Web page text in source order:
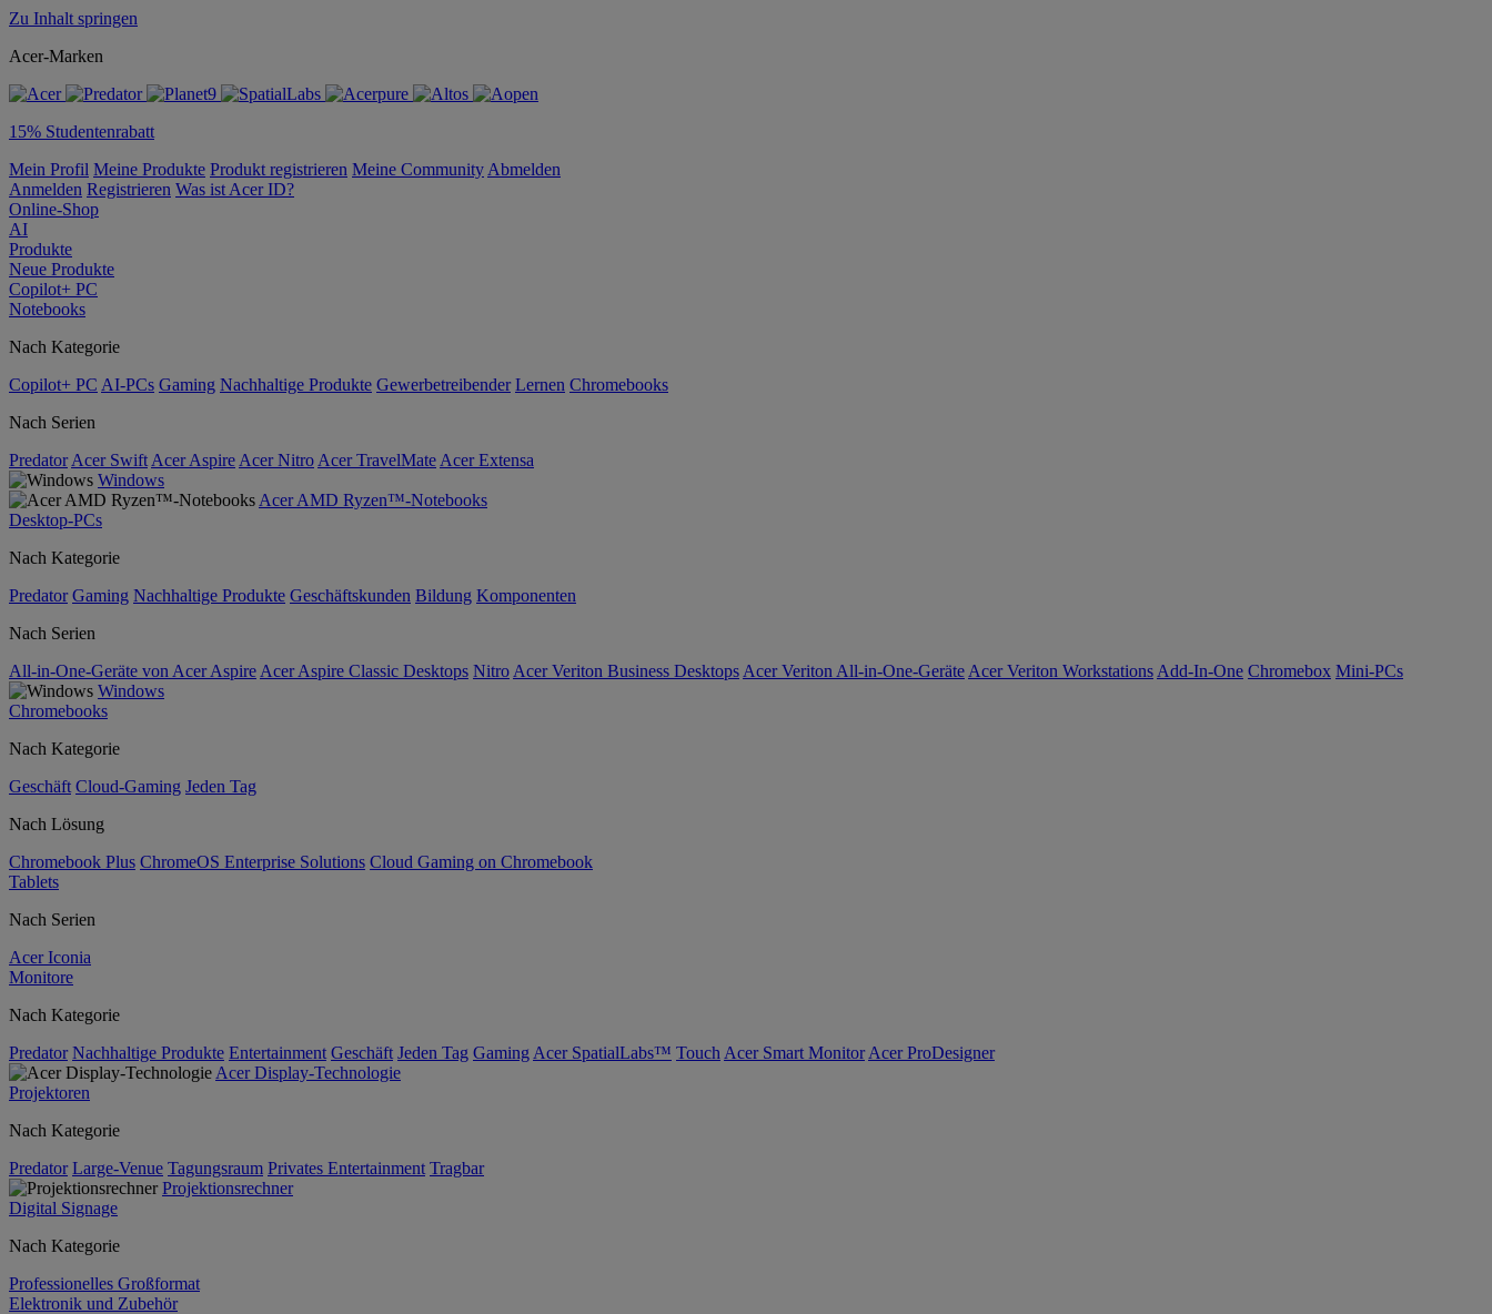
Zu Inhalt springen
Acer-Marken
15% Studentenrabatt
Mein Profil Meine Produkte Produkt registrieren Meine Community Abmelden
Anmelden Registrieren Was ist Acer ID?
Online-Shop
AI
Produkte
Neue Produkte
Copilot+ PC
Notebooks
Nach Kategorie
Copilot+ PC AI-PCs Gaming Nachhaltige Produkte Gewerbetreibender Lernen Chromebooks
Nach Serien
Predator Acer Swift Acer Aspire Acer Nitro Acer TravelMate Acer Extensa
Windows
Acer AMD Ryzen™-Notebooks
Desktop-PCs
Nach Kategorie
Predator Gaming Nachhaltige Produkte Geschäftskunden Bildung Komponenten
Nach Serien
All-in-One-Geräte von Acer Aspire Acer Aspire Classic Desktops Nitro Acer Veriton Business Desktops Acer Veriton All-in-One-Geräte Acer Veriton Workstations Add-In-One Chromebox Mini-PCs
Windows
Chromebooks
Nach Kategorie
Geschäft Cloud-Gaming Jeden Tag
Nach Lösung
Chromebook Plus ChromeOS Enterprise Solutions Cloud Gaming on Chromebook
Tablets
Nach Serien
Acer Iconia
Monitore
Nach Kategorie
Predator Nachhaltige Produkte Entertainment Geschäft Jeden Tag Gaming Acer SpatialLabs™ Touch Acer Smart Monitor Acer ProDesigner
Acer Display-Technologie
Projektoren
Nach Kategorie
Predator Large-Venue Tagungsraum Privates Entertainment Tragbar
Projektionsrechner
Digital Signage
Nach Kategorie
Professionelles Großformat
Elektronik und Zubehör